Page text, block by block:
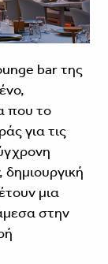
bar της
που το
για τις
μια
στην